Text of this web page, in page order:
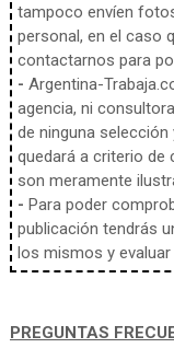
tampoco envíen
personal, en el caso
contactarnos para
- Argentina-
agencia, ni
de ninguna
quedará a criterio de
son meramente
- Para poder
publicación tendrás
los mismos y
PREGUNTAS